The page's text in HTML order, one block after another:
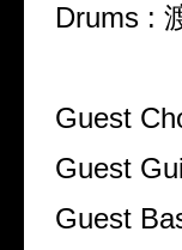
Drums :
Guest
Guest
Guest